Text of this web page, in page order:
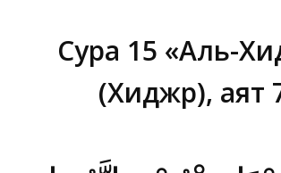
Сура 15 «Аль-
(Хиджр), аят